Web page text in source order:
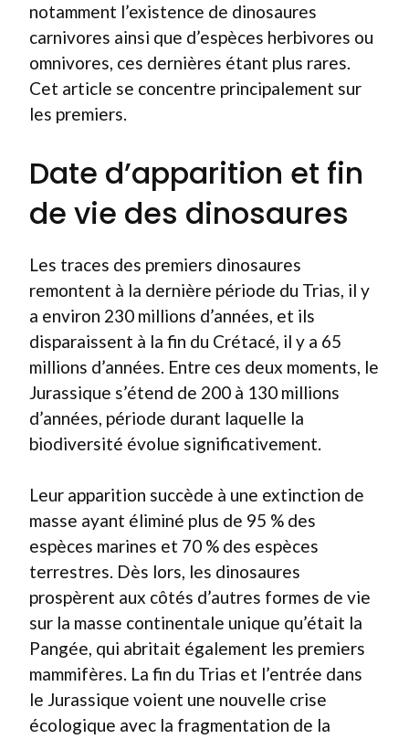
notamment l’existence de dinosaures
carnivores ainsi que d’espèces herbivores ou
omnivores, ces dernières étant plus rares.
Cet article se concentre principalement sur
les premiers.
Date d’apparition et fin
de vie des dinosaures
Les traces des premiers dinosaures
remontent à la dernière période du Trias, il y
a environ 230 millions d’années, et ils
disparaissent à la fin du Crétacé, il y a 65
millions d’années. Entre ces deux moments, le
Jurassique s’étend de 200 à 130 millions
d’années, période durant laquelle la
biodiversité évolue significativement.
Leur apparition succède à une extinction de
masse ayant éliminé plus de 95 % des
espèces marines et 70 % des espèces
terrestres. Dès lors, les dinosaures
prospèrent aux côtés d’autres formes de vie
sur la masse continentale unique qu’était la
Pangée, qui abritait également les premiers
mammifères. La fin du Trias et l’entrée dans
le Jurassique voient une nouvelle crise
écologique avec la fragmentation de la